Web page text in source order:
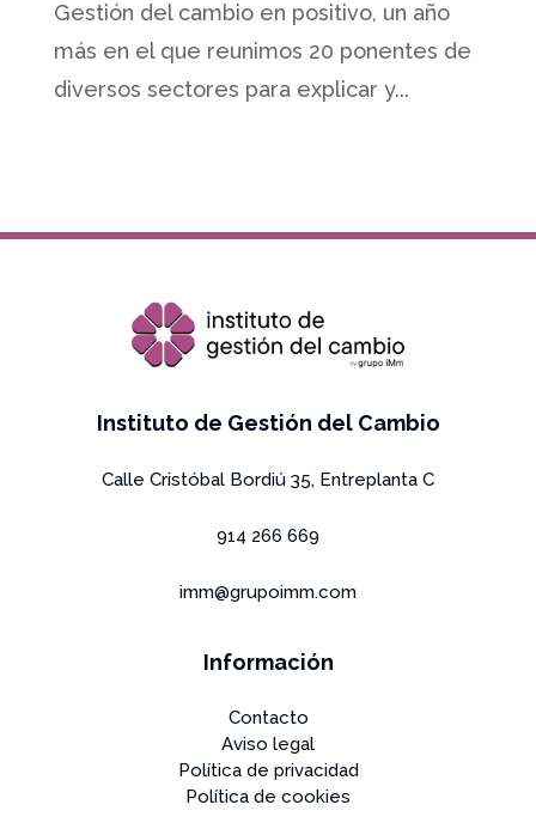
Gestión del cambio en positivo, un año
más en el que reunimos 20 ponentes de
diversos sectores para explicar y...
Instituto de Gestión del Cambio
Calle Cristóbal Bordiú 35, Entreplanta C
914 266 669
imm@grupoimm.com
Información
Contacto
Aviso legal
Política de privacidad
Política de cookies